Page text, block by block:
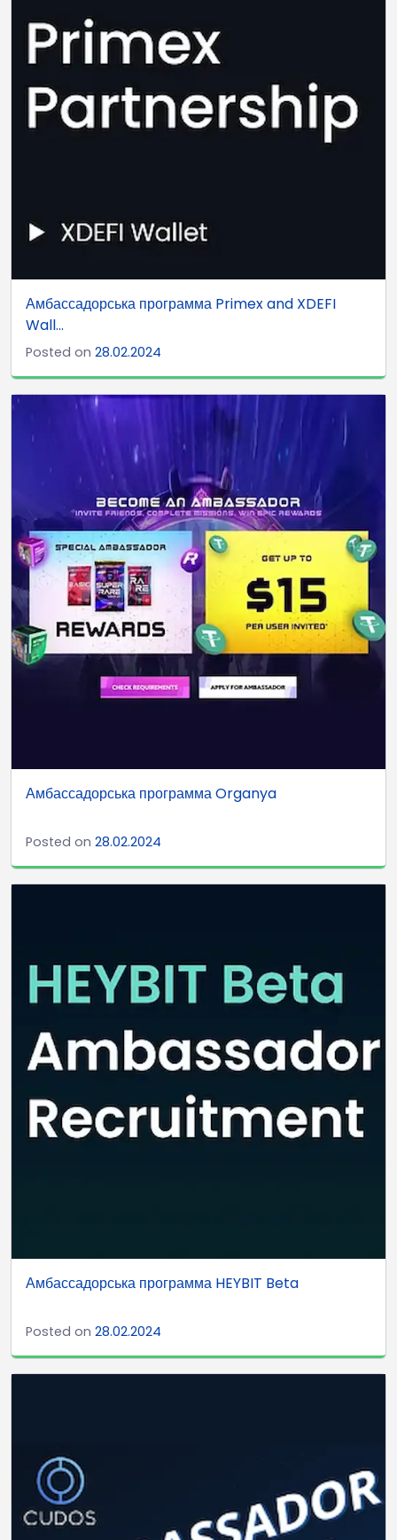
Амбассадорська программа Primex and XDEFI
Wall...
Posted on 28.02.2024
Амбассадорська программа Organya
Posted on 28.02.2024
Амбассадорська программа HEYBIT Beta
Posted on 28.02.2024